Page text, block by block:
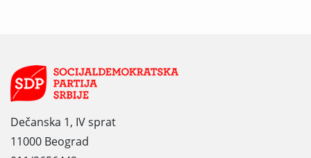
Dečanska 1, IV sprat
11000 Beograd